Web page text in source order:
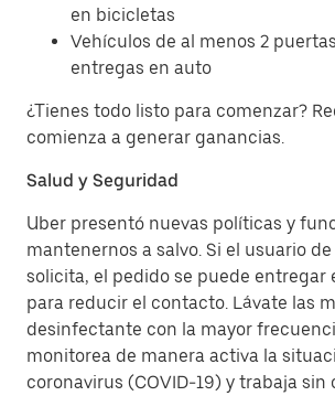
en bicicletas
Vehículos de al menos 2
entregas en auto
¿Tienes todo listo para comenzar?
comienza a generar ganancias.
Salud y Seguridad
Uber presentó nuevas políticas y
mantenernos a salvo. Si el usuario
solicita, el pedido se puede entregar
para reducir el contacto. Lávate las
desinfectante con la mayor
monitorea de manera activa la
coronavirus (COVID-19) y trabaja sin